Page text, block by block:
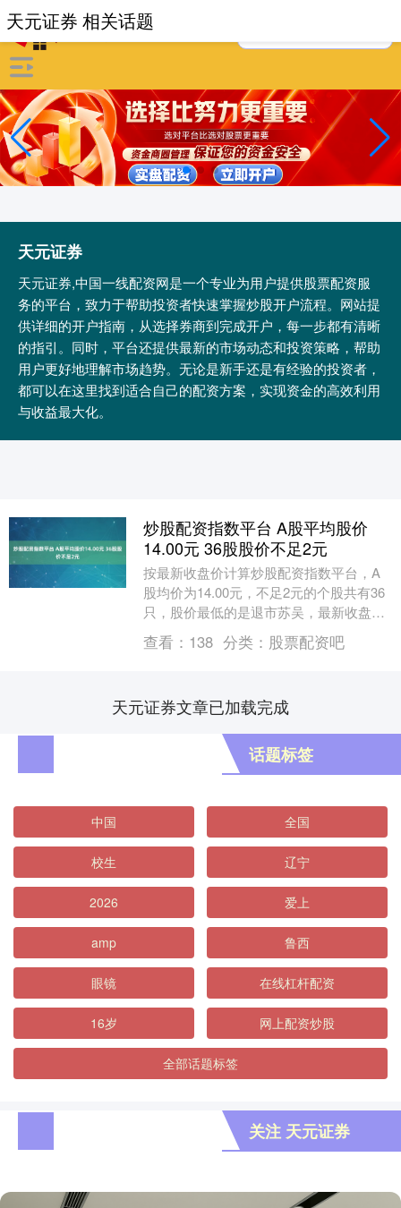
天元证券
天元证券,中国一线配资网是一个专业为用户提供股票配资服
务的平台，致力于帮助投资者快速掌握炒股开户流程。网站提
供详细的开户指南，从选择券商到完成开户，每一步都有清晰
的指引。同时，平台还提供最新的市场动态和投资策略，帮助
用户更好地理解市场趋势。无论是新手还是有经验的投资者，
都可以在这里找到适合自己的配资方案，实现资金的高效利用
与收益最大化。
天元证券 相关话题
炒股配资指数平台 A股平均股价
14.00元 36股股价不足2元
按最新收盘价计算炒股配资指数平台，A
股均价为14.00元，不足2元的个股共有36
只，股价最低的是退市苏吴，最新收盘价
为0.29元。 证券时报数据宝统计显示，截
至....
查看： 138 分类： 股票配资吧
天元证券文章已加载完成
话题标签
中国 全国
校生 辽宁
2026 爱上
amp 鲁西
眼镜 在线杠杆配资
16岁 网上配资炒股
全部话题标签
关注 天元证券